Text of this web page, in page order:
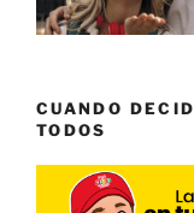
CUANDO
TODOS